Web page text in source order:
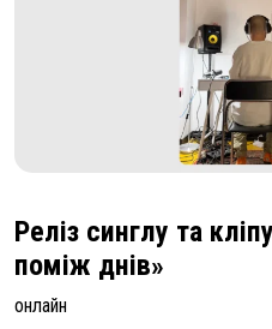
Реліз синглу та
поміж днів»
онлайн